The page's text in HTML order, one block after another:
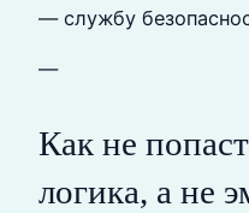
— службу
—
Как не
логика, а не